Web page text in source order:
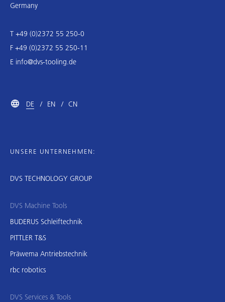
Germany
T +49 (0)2372 55 250-0
F +49 (0)2372 55 250-11
E info@dvs-tooling.de
DE EN CN
UNSERE UNTERNEHMEN:
DVS TECHNOLOGY GROUP
DVS Machine Tools
BUDERUS Schleiftechnik
PITTLER T&S
Präwema Antriebstechnik
rbc robotics
DVS Services & Tools